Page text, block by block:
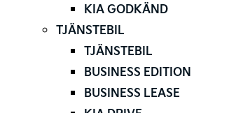
KIA GODKÄND
TJÄNSTEBIL
TJÄNSTEBIL
BUSINESS EDITION
BUSINESS LEASE